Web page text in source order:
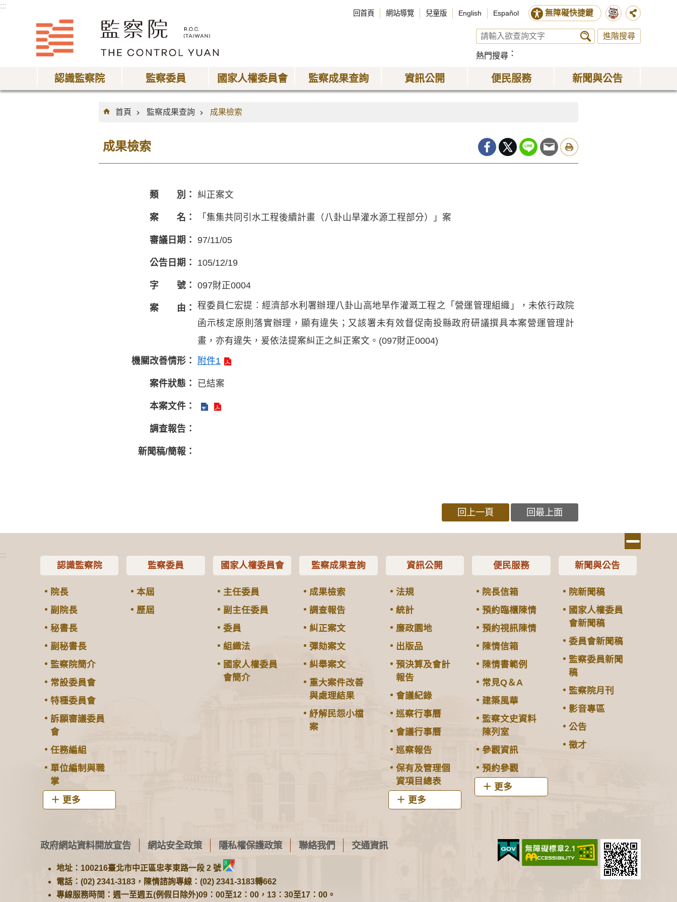
:::
回首頁 網站導覽 兒童版 English Español 無障礙快捷鍵
進階搜尋
熱門搜尋
認識監察院 監察委員 國家人權委員會 監察成果查詢 資訊公開 便民服務 新聞與公告
:::
首頁
監察成果查詢 成果檢索
成果檢索
類 別： 糾正案文
案 名： 「集集共同引水工程後續計畫（八卦山旱灌水源工程部分）」案
審議日期： 97/11/05
公告日期： 105/12/19
字 號： 097財正0004
案 由： 程委員仁宏提︰經濟部水利署辦理八卦山高地旱作灌溉工程之「營運管理組織」，未依行政院
函示核定原則落實辦理，顯有違失；又該署未有效督促南投縣政府研議撰具本案營運管理計
畫，亦有違失，爰依法提案糾正之糾正案文。(097財正0004)
機關改善情形：
附件1
案件狀態： 已結案
本案文件：
調查報告：
新聞稿/簡報：
回上一頁 回最上面
:::
認識監察院
院長
副院長
秘書長
副秘書長
監察院簡介
常設委員會
特種委員會
訴願審議委員
會
任務編組
單位編制與職
掌
更多
監察委員
本屆
歷屆
國家人權委員會
主任委員
副主任委員
委員
組織法
國家人權委員
會簡介
監察成果查詢
成果檢索
調查報告
糾正案文
彈劾案文
糾舉案文
重大案件改善
與處理結果
紓解民怨小檔
案
資訊公開
法規
統計
廉政園地
出版品
預決算及會計
報告
會議紀錄
巡察行事曆
會議行事曆
巡察報告
保有及管理個
資項目總表
更多
便民服務
院長信箱
預約臨櫃陳情
預約視訊陳情
陳情信箱
陳情書範例
常見Q＆A
建築風華
監察文史資料
陳列室
參觀資訊
預約參觀
更多
新聞與公告
院新聞稿
國家人權委員
會新聞稿
委員會新聞稿
監察委員新聞
稿
監察院月刊
影音專區
公告
徵才
政府網站資料開放宣告 網站安全政策 隱私權保護政策 聯絡我們 交通資訊
地址：100216臺北市中正區忠孝東路一段 2 號
電話：(02) 2341-3183，陳情諮詢專線：(02) 2341-3183轉662
專線服務時間：週一至週五(例假日除外)09：00至12：00，13：30至17：00。